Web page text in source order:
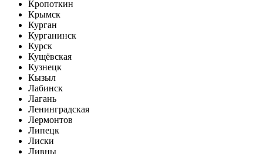
Кропоткин
Крымск
Курган
Курганинск
Курск
Кущёвская
Кузнецк
Кызыл
Лабинск
Лагань
Ленинградская
Лермонтов
Липецк
Лиски
Ливны